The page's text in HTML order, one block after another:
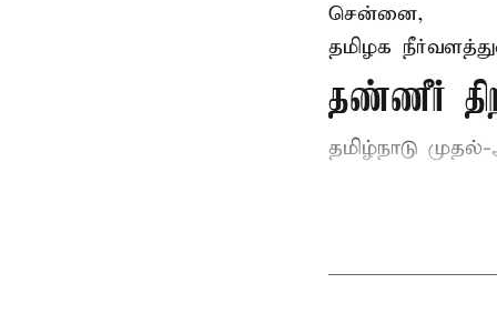
சென்னை,
தமிழக
தண்ணீர்
தமிழ்நாடு